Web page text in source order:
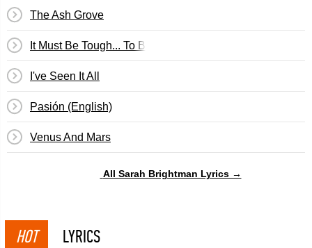
The Ash Grove
It Must Be Tough... To Be That Cool
I've Seen It All
Pasión (English)
Venus And Mars
All Sarah Brightman Lyrics →
HOT LYRICS